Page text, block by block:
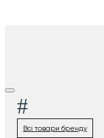
#
Всі товари бренду